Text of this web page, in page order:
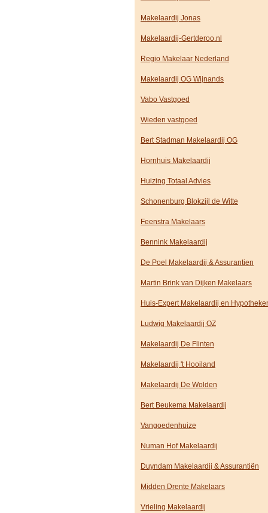
Makelaardij Jonas
Makelaardij-Gertderoo.nl
Regio Makelaar Nederland
Makelaardij OG Wijnands
Vabo Vastgoed
Wieden vastgoed
Bert Stadman Makelaardij OG
Hornhuis Makelaardij
Huizing Totaal Advies
Schonenburg Blokzijl de Witte
Feenstra Makelaars
Bennink Makelaardij
De Poel Makelaardij & Assurantien
Martin Brink van Dijken Makelaars
Huis-Expert Makelaardij en
Ludwig Makelaardij OZ
Makelaardij De Flinten
Makelaardij 't Hooiland
Makelaardij De Wolden
Bert Beukema Makelaardij
Vangoedenhuize
Numan Hof Makelaardij
Duyndam Makelaardij & Assurantiën
Midden Drente Makelaars
Vrieling Makelaardij